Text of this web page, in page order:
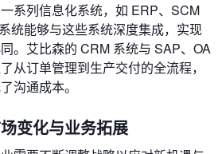
系列信息化系统，如 ERP、SCM
统能够与这些系统深度集成，实现
。艾比森的 CRM 系统与 SAP、OA
从订单管理到生产交付的全流程，
沟通成本。
变化与业务拓展